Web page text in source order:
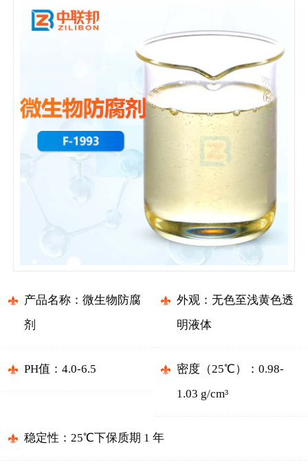
产品名称：微生物防腐
剂
外观：无色至浅黄色透
明液体
PH值：4.0-6.5
密度（25℃）：0.98-
1.03 g/cm³
稳定性：25℃下保质期 1 年